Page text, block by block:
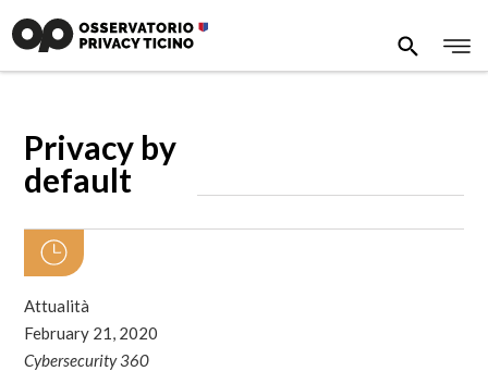
Privacy by
default
Attualità
February 21, 2020
Cybersecurity 360